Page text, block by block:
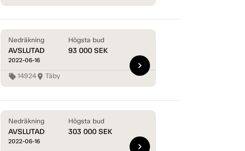
Nedräkning
AVSLUTAD
2022-06-16
Högsta bud
93 000 SEK
local_offer14924room Täby
chevron_right
Nedräkning
AVSLUTAD
2022-06-16
Högsta bud
303 000 SEK
chevron_right